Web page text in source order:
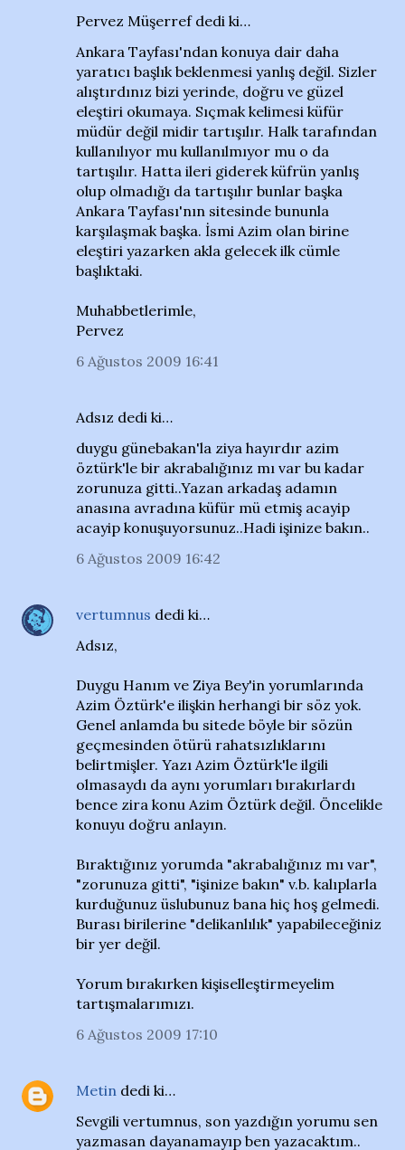
Pervez Müşerref dedi ki…
Ankara Tayfası'ndan konuya dair daha
yaratıcı başlık beklenmesi yanlış değil. Sizler
alıştırdınız bizi yerinde, doğru ve güzel
eleştiri okumaya. Sıçmak kelimesi küfür
müdür değil midir tartışılır. Halk tarafından
kullanılıyor mu kullanılmıyor mu o da
tartışılır. Hatta ileri giderek küfrün yanlış
olup olmadığı da tartışılır bunlar başka
Ankara Tayfası'nın sitesinde bununla
karşılaşmak başka. İsmi Azim olan birine
eleştiri yazarken akla gelecek ilk cümle
başlıktaki.
Muhabbetlerimle,
Pervez
6 Ağustos 2009 16:41
Adsız dedi ki…
duygu günebakan'la ziya hayırdır azim
öztürk'le bir akrabalığınız mı var bu kadar
zorunuza gitti..Yazan arkadaş adamın
anasına avradına küfür mü etmiş acayip
acayip konuşuyorsunuz..Hadi işinize bakın..
6 Ağustos 2009 16:42
vertumnus dedi ki…
Adsız,
Duygu Hanım ve Ziya Bey'in yorumlarında
Azim Öztürk'e ilişkin herhangi bir söz yok.
Genel anlamda bu sitede böyle bir sözün
geçmesinden ötürü rahatsızlıklarını
belirtmişler. Yazı Azim Öztürk'le ilgili
olmasaydı da aynı yorumları bırakırlardı
bence zira konu Azim Öztürk değil. Öncelikle
konuyu doğru anlayın.
Bıraktığınız yorumda "akrabalığınız mı var",
"zorunuza gitti", "işinize bakın" v.b. kalıplarla
kurduğunuz üslubunuz bana hiç hoş gelmedi.
Burası birilerine "delikanlılık" yapabileceğiniz
bir yer değil.
Yorum bırakırken kişiselleştirmeyelim
tartışmalarımızı.
6 Ağustos 2009 17:10
Metin dedi ki…
Sevgili vertumnus, son yazdığın yorumu sen
yazmasan dayanamayıp ben yazacaktım..